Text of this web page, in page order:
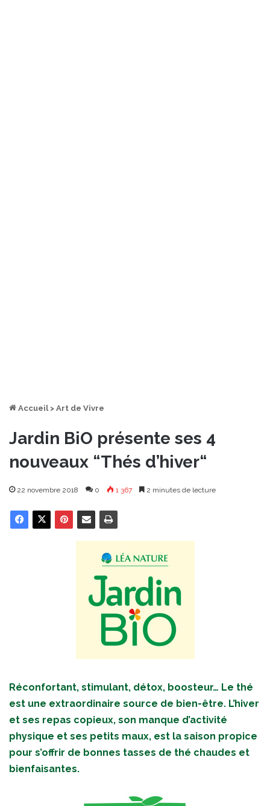
Accueil > Art de Vivre
Jardin BiO présente ses 4
nouveaux “Thés d’hiver“
22 novembre 2018 0 1 367 2 minutes de lecture
Réconfortant, stimulant, détox, boosteur… Le thé
est une extraordinaire source de bien-être. L’hiver
et ses repas copieux, son manque d’activité
physique et ses petits maux, est la saison propice
pour s’offrir de bonnes tasses de thé chaudes et
bienfaisantes.